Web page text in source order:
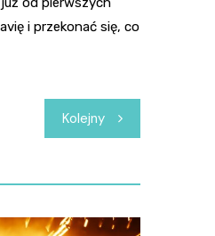
i przekonać się, co
Kolejny